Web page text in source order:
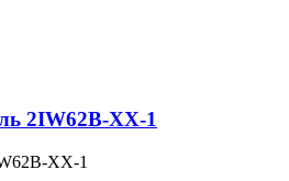
2IW62B-XX-1
XX-1